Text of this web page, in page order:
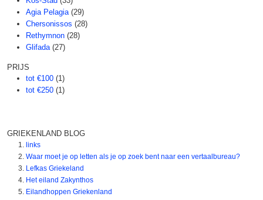
Agia Pelagia (29)
Chersonissos (28)
Rethymnon (28)
Glifada (27)
PRIJS
tot €100 (1)
tot €250 (1)
GRIEKENLAND BLOG
links
Waar moet je op letten als je op zoek bent naar een vertaalbureau?
Lefkas Griekeland
Het eiland Zakynthos
Eilandhoppen Griekenland